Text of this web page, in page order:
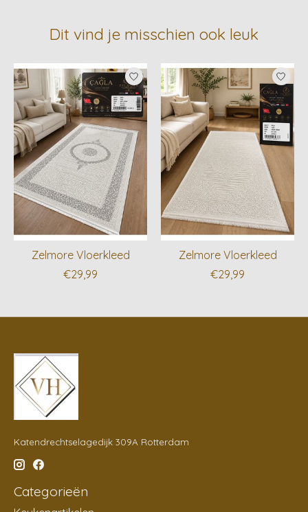
Dit vind je misschien ook leuk
Items van productcarrousel
Zelmore Vloerkleed
€29,99
Zelmore Vloerkleed
€29,99
Katendrechtselagedijk 309A Rotterdam
Categorieën